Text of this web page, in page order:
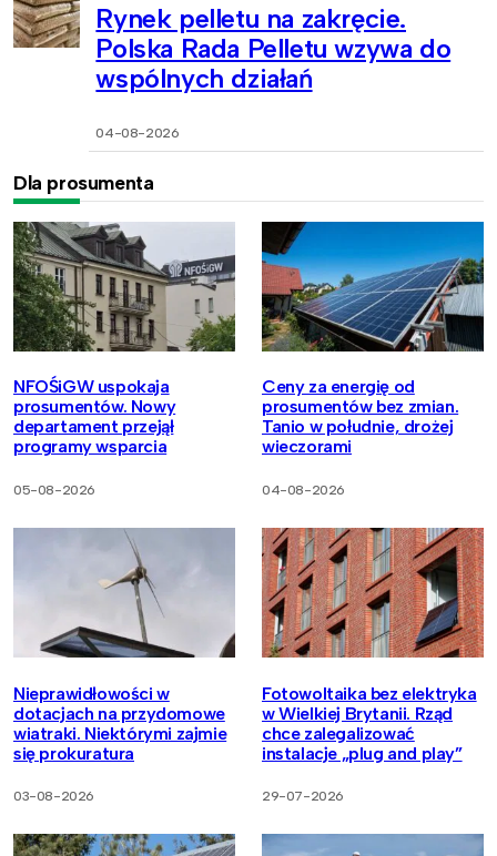
Rynek pelletu na zakręcie.
Polska Rada Pelletu wzywa do
wspólnych działań
04-08-2026
Dla prosumenta
NFOŚiGW uspokaja
prosumentów. Nowy
departament przejął
programy wsparcia
05-08-2026
Ceny za energię od
prosumentów bez zmian.
Tanio w południe, drożej
wieczorami
04-08-2026
Nieprawidłowości w
dotacjach na przydomowe
wiatraki. Niektórymi zajmie
się prokuratura
03-08-2026
Fotowoltaika bez elektryka
w Wielkiej Brytanii. Rząd
chce zalegalizować
instalacje „plug and play”
29-07-2026